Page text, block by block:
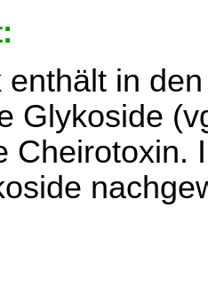
enthält in
Glykoside
Cheirotoxin.